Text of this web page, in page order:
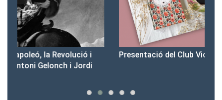
Presentació del Club Victòria